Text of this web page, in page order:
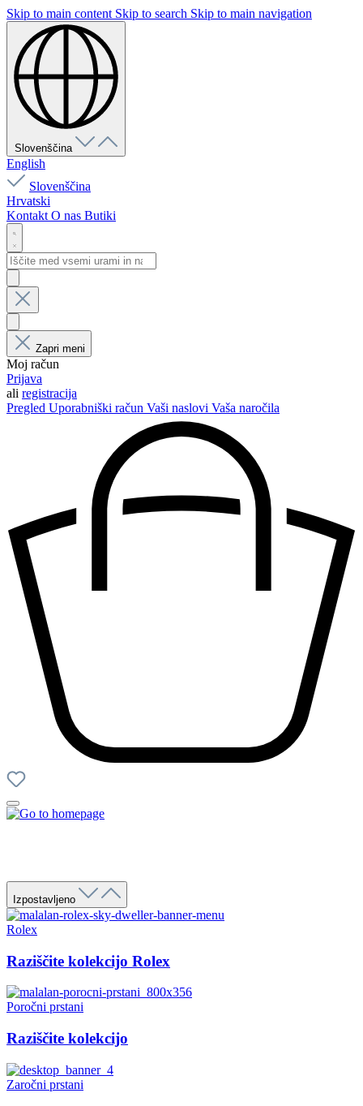
Skip to main content Skip to search Skip to main navigation
Slovenščina
English
Slovenščina
Hrvatski
Kontakt O nas Butiki
Zapri meni
Moj račun
Prijava
ali registracija
Pregled Uporabniški račun Vaši naslovi Vaša naročila
Izpostavljeno
Rolex
Raziščite kolekcijo Rolex
Poročni prstani
Raziščite kolekcijo
Zaročni prstani